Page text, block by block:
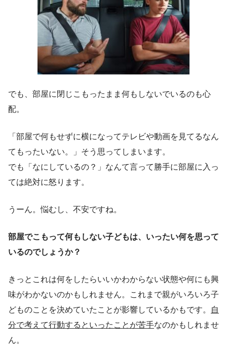
でも、部屋に閉じこもったまま何もしないでいるのも心
配。
「部屋で何もせずに横になってテレビや動画を見てるなん
てもったいない。」そう思ってしまいます。
でも「なにしているの？」なんて言って勝手に部屋に入っ
ては絶対に怒ります。
うーん。悩むし、不安ですね。
部屋でこもって何もしない子どもは、いったい何を思って
いるのでしょうか？
きっとこれは何をしたらいいかわからない状態や何にも興
味がわかないのかもしれません。これまで親がいろいろ子
どものことを決めていたことが影響しているかもです。
自
分で考えて行動するといったことが苦手なのかもしれませ
ん。